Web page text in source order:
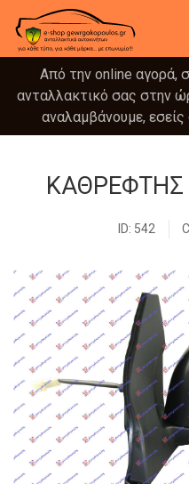
Από την online αγορά,
ανταλλακτικό σας στην
αναλαμβάνουμε,
ΚΑΘΡΕΦΤΗΣ
ID: 542